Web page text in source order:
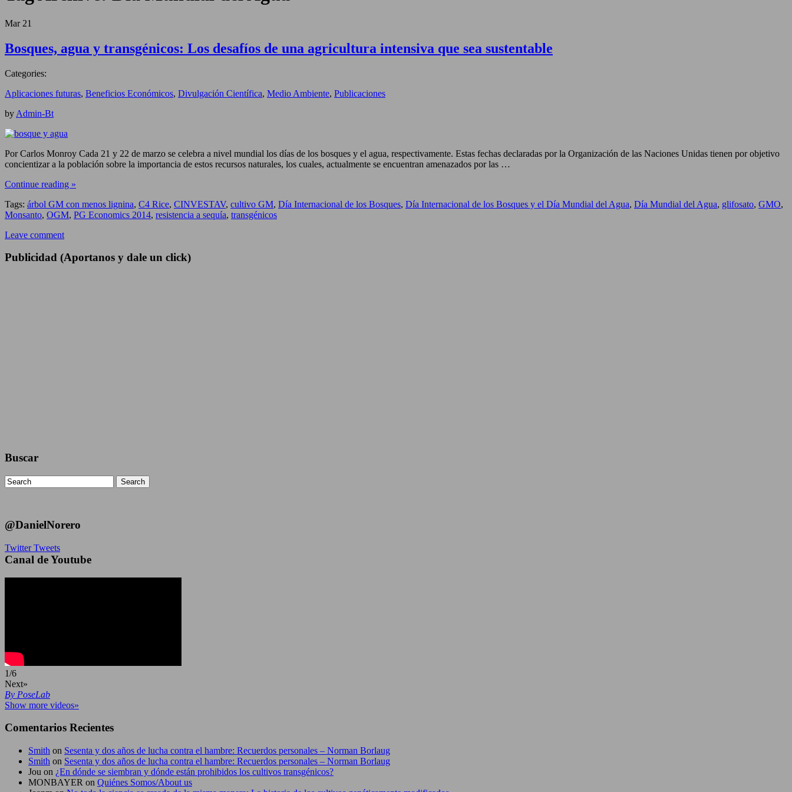
Mar 21
Bosques, agua y transgénicos: Los desafíos de una agricultura intensiva que sea sustentable
Categories:
Aplicaciones futuras, Beneficios Económicos, Divulgación Científica, Medio Ambiente, Publicaciones
by Admin-Bt
Por Carlos Monroy Cada 21 y 22 de marzo se celebra a nivel mundial los días de los bosques y el agua, respectivamente. Estas fechas declaradas por la Organización de las Naciones Unidas tienen por objetivo
concientizar a la población sobre la importancia de estos recursos naturales, los cuales, actualmente se encuentran amenazados por las …
Continue reading »
Tags: árbol GM con menos lignina, C4 Rice, CINVESTAV, cultivo GM, Día Internacional de los Bosques, Día Internacional de los Bosques y el Día Mundial del Agua, Día Mundial del Agua, glifosato, GMO,
Monsanto, OGM, PG Economics 2014, resistencia a sequía, transgénicos
Leave comment
Publicidad (Aportanos y dale un click)
Buscar
Search
@DanielNorero
Twitter Tweets
Canal de Youtube
1/6
Next»
By PoseLab
Show more videos»
Comentarios Recientes
Smith on Sesenta y dos años de lucha contra el hambre: Recuerdos personales – Norman Borlaug
Smith on Sesenta y dos años de lucha contra el hambre: Recuerdos personales – Norman Borlaug
Jou on ¿En dónde se siembran y dónde están prohibidos los cultivos transgénicos?
MONBAYER on Quiénes Somos/About us